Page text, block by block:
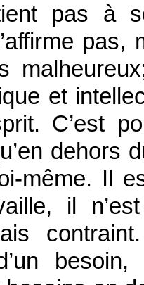
pas à
et
C’est
dehors
même. Il
il